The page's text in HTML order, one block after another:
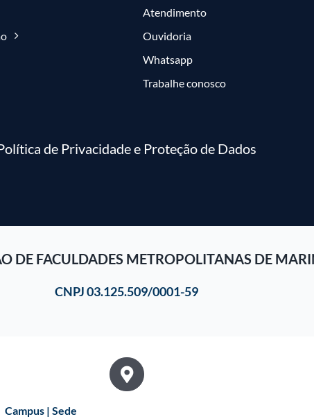
Atendimento
Ouvidoria
Whatsapp
Trabalhe conosco
de Privacidade e Proteção de Dados
DE FACULDADES METROPOLITANAS DE
CNPJ 03.125.509/0001-59
Campus | Sede